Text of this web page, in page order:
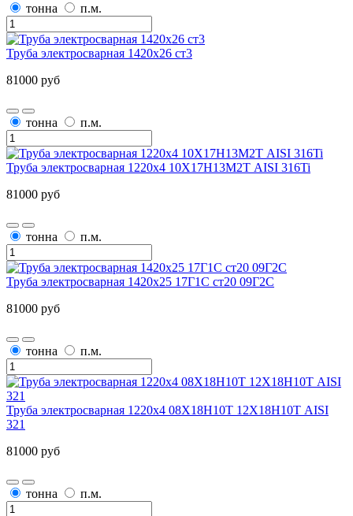
тонна п.м.
Труба электросварная 1420х26 ст3
81000 руб
тонна п.м.
Труба электросварная 1220х4 10Х17Н13М2Т AISI 316Ti
81000 руб
тонна п.м.
Труба электросварная 1420х25 17Г1С ст20 09Г2С
81000 руб
тонна п.м.
Труба электросварная 1220х4 08Х18Н10Т 12Х18Н10Т AISI
321
81000 руб
тонна п.м.